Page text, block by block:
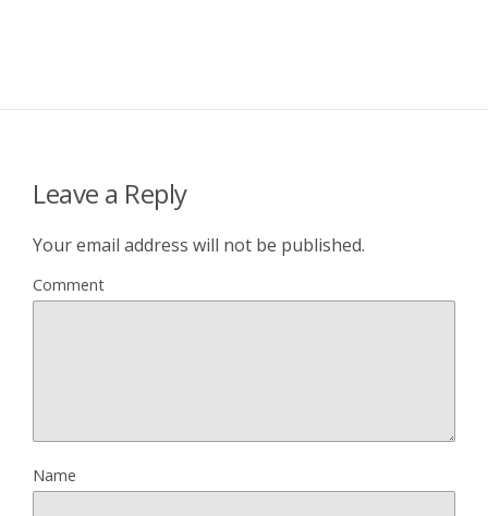
Leave a Reply
Your email address will not be published.
Comment
Name